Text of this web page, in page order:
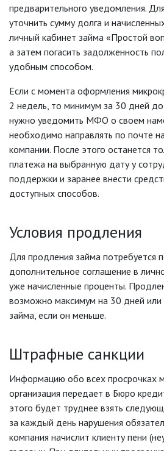
предварительного уведомления.
уточнить сумму долга и
личный кабинет займа «Простой
а затем погасить задолженность
удобным способом.
Если с момента оформления
2 недель, то минимум за 30 дней
нужно уведомить МФО о своем
необходимо направлять по почте
компании. После этого останется
платежа на выбранную дату у
поддержки и заранее внести
доступных способов.
Условия продления
Для продления займа потребуется
дополнительное соглашение в
уже начисленные проценты.
возможно максимум на 30 дней или
займа, если он меньше.
Штрафные санкции
Информацию обо всех просрочках
организация передает в Бюро
этого будет труднее взять
за каждый день нарушения
компания начислит клиенту пени